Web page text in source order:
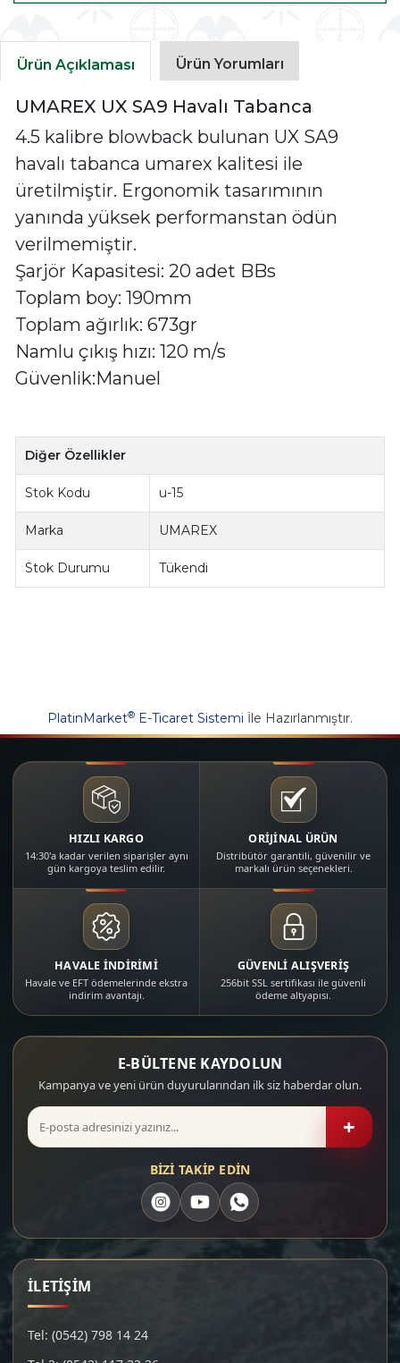
Ürün Açıklaması Ürün Yorumları
UMAREX UX SA9 Havalı Tabanca
4.5 kalibre blowback bulunan UX SA9
havalı tabanca umarex kalitesi ile
üretilmiştir. Ergonomik tasarımının
yanında yüksek performanstan ödün
verilmemiştir.
Şarjör Kapasitesi: 20 adet BBs
Toplam boy: 190mm
Toplam ağırlık: 673gr
Namlu çıkış hızı: 120 m/s
​Güvenlik:Manuel
Diğer Özellikler
Stok Kodu u-15
Marka UMAREX
Stok Durumu Tükendi
PlatinMarket® E-Ticaret Sistemi İle Hazırlanmıştır.
HIZLI KARGO
14:30'a kadar verilen siparişler aynı
gün kargoya teslim edilir.
ORİJİNAL ÜRÜN
Distribütör garantili, güvenilir ve
markalı ürün seçenekleri.
HAVALE İNDİRİMİ
Havale ve EFT ödemelerinde ekstra
indirim avantajı.
GÜVENLİ ALIŞVERİŞ
256bit SSL sertifikası ile güvenli
ödeme altyapısı.
E-BÜLTENE KAYDOLUN
Kampanya ve yeni ürün duyurularından ilk siz haberdar olun.
+
BİZİ TAKİP EDİN
İLETİŞİM
Tel: (0542) 798 14 24